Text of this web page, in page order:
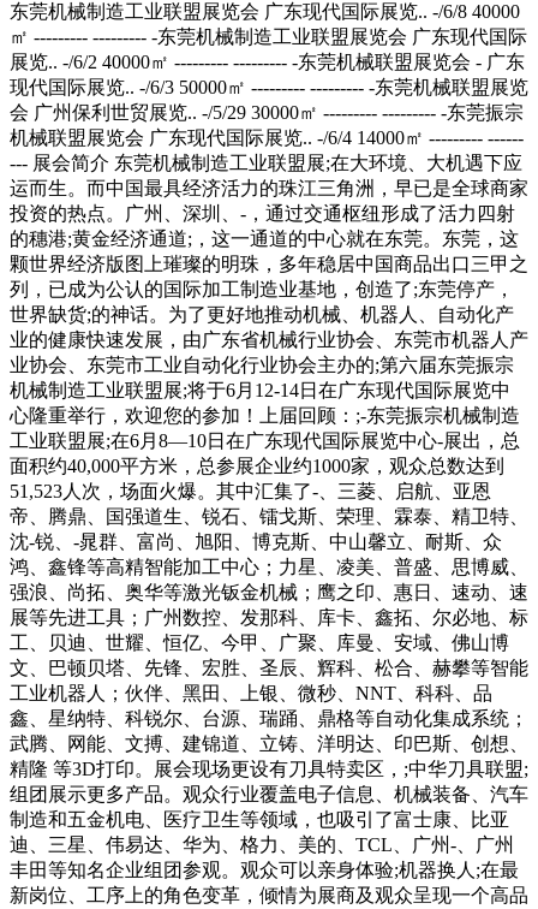
东莞机械制造工业联盟展览会 广东现代国际展览.. -/6/8 40000
㎡ --------- --------- -东莞机械制造工业联盟展览会 广东现代国际
展览.. -/6/2 40000㎡ --------- --------- -东莞机械联盟展览会 - 广东
现代国际展览.. -/6/3 50000㎡ --------- --------- -东莞机械联盟展览
会 广州保利世贸展览.. -/5/29 30000㎡ --------- --------- -东莞振宗
机械联盟展览会 广东现代国际展览.. -/6/4 14000㎡ --------- ------
--- 展会简介 东莞机械制造工业联盟展;在大环境、大机遇下应
运而生。而中国最具经济活力的珠江三角洲，早已是全球商家
投资的热点。广州、深圳、-，通过交通枢纽形成了活力四射
的穗港;黄金经济通道;，这一通道的中心就在东莞。东莞，这
颗世界经济版图上璀璨的明珠，多年稳居中国商品出口三甲之
列，已成为公认的国际加工制造业基地，创造了;东莞停产，
世界缺货;的神话。为了更好地推动机械、机器人、自动化产
业的健康快速发展，由广东省机械行业协会、东莞市机器人产
业协会、东莞市工业自动化行业协会主办的;第六届东莞振宗
机械制造工业联盟展;将于6月12-14日在广东现代国际展览中
心隆重举行，欢迎您的参加！上届回顾：;-东莞振宗机械制造
工业联盟展;在6月8—10日在广东现代国际展览中心-展出，总
面积约40,000平方米，总参展企业约1000家，观众总数达到
51,523人次，场面火爆。其中汇集了-、三菱、启航、亚恩
帝、腾鼎、国强道生、锐石、镭戈斯、荣理、霖泰、精卫特、
沈-锐、-晁群、富尚、旭阳、博克斯、中山馨立、耐斯、众
鸿、鑫锋等高精智能加工中心；力星、凌美、普盛、思博威、
强浪、尚拓、奥华等激光钣金机械；鹰之印、惠日、速动、速
展等先进工具；广州数控、发那科、库卡、鑫拓、尔必地、标
工、贝迪、世耀、恒亿、今甲、广聚、库曼、安域、佛山博
文、巴顿贝塔、先锋、宏胜、圣辰、辉科、松合、赫攀等智能
工业机器人；伙伴、黑田、上银、微秒、NNT、科科、品
鑫、星纳特、科锐尔、台源、瑞踊、鼎格等自动化集成系统；
武腾、网能、文搏、建锦道、立铸、洋明达、印巴斯、创想、
精隆 等3D打印。展会现场更设有刀具特卖区，;中华刀具联盟;
组团展示更多产品。观众行业覆盖电子信息、机械装备、汽车
制造和五金机电、医疗卫生等领域，也吸引了富士康、比亚
迪、三星、伟易达、华为、格力、美的、TCL、广州-、广州
丰田等知名企业组团参观。观众可以亲身体验;机器换人;在最
新岗位、工序上的角色变革，倾情为展商及观众呈现一个高品